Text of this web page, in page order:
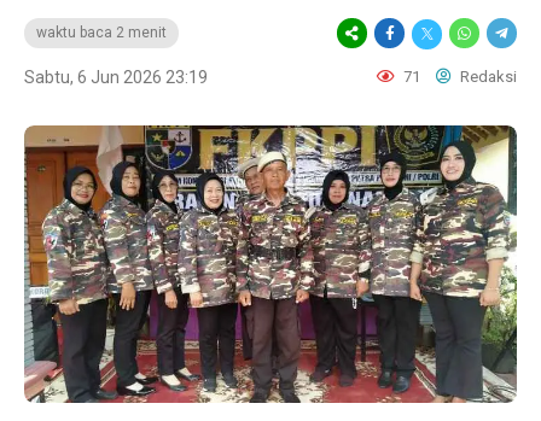
waktu baca 2 menit
Sabtu, 6 Jun 2026 23:19 71 Redaksi